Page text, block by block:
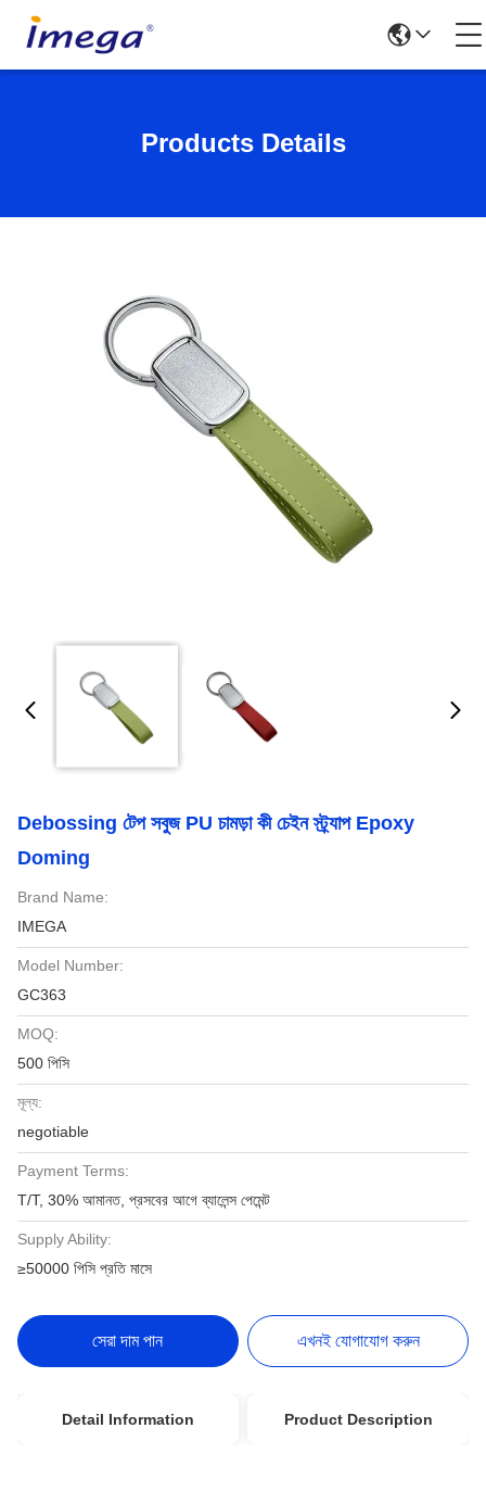
Products Details
Debossing টেপ সবুজ PU চামড়া কী চেইন স্ট্র্যাপ Epoxy
Doming
Brand Name:
IMEGA
Model Number:
GC363
MOQ:
500 পিসি
মূল্য:
negotiable
Payment Terms:
T/T, 30% আমানত, প্রসবের আগে ব্যালেন্স পেমেন্ট
Supply Ability:
≥50000 পিসি প্রতি মাসে
সেরা দাম পান এখনই যোগাযোগ করুন
Detail Information Product Description